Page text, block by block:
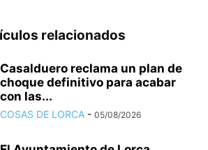
relacionados
Casalduero reclama un plan de
choque definitivo para acabar
con las...
COSAS DE LORCA - 05/08/2026